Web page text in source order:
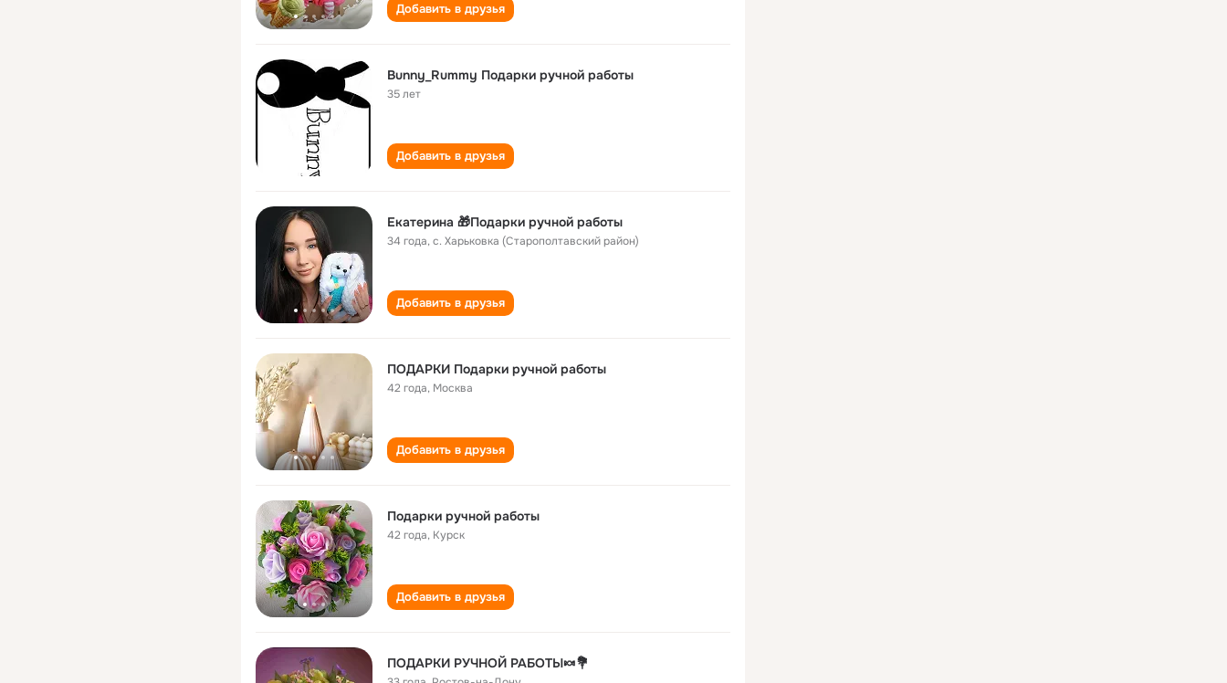
Добавить в друзья
Bunny_Rummy Подарки ручной работы
35 лет
Добавить в друзья
Екатерина 🎁Подарки ручной работы
34 года,с. Харьковка (Старополтавский район)
Добавить в друзья
ПОДАРКИ Подарки ручной работы
42 года, Москва
Добавить в друзья
Подарки ручной работы
42 года, Курск
Добавить в друзья
ПОДАРКИ РУЧНОЙ РАБОТЫ🍬💐